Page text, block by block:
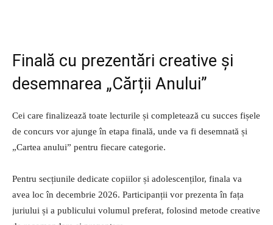
Finală cu prezentări creative și
desemnarea „Cărții Anului”
Cei care finalizează toate lecturile și completează cu succes fișele
de concurs vor ajunge în etapa finală, unde va fi desemnată și
„Cartea anului” pentru fiecare categorie.
Pentru secțiunile dedicate copiilor și adolescenților, finala va
avea loc în decembrie 2026. Participanții vor prezenta în fața
juriului și a publicului volumul preferat, folosind metode creative